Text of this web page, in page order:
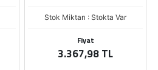
Stok Miktarı : Stokta Var
Fiyat
3.367,98 TL